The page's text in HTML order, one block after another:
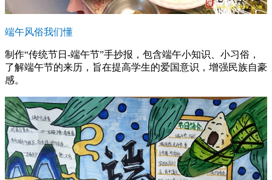
端午风俗我们懂
制作“传统节日-端午节”手抄报，包含端午小知识、小习俗，
了解端午节的来历，旨在提高学生的爱国意识，增强民族自豪
感。